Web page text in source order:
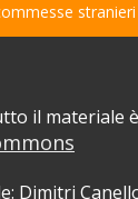
stranieri
il materiale
Dimitri